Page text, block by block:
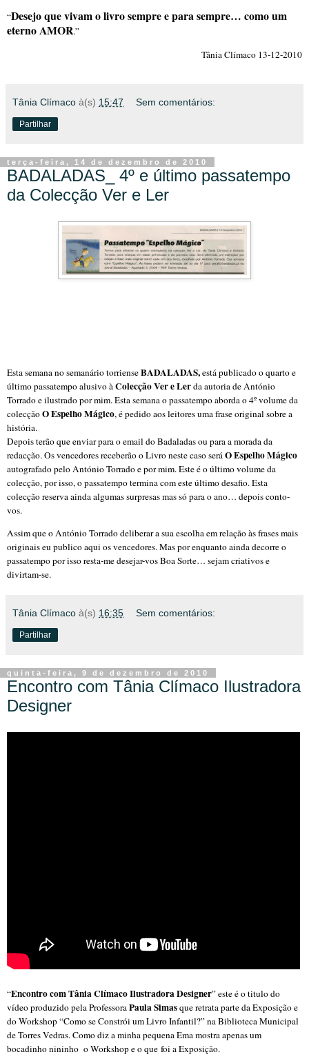
“Desejo que vivam o livro sempre e para sempre… como um
eterno AMOR.”
Tânia Clímaco 13-12-2010
Tânia Clímaco à(s) 15:47 Sem comentários:
Partilhar
terça-feira, 14 de dezembro de 2010
BADALADAS_ 4º e último passatempo
da Colecção Ver e Ler
Esta semana no semanário torrienseBADALADAS,está publicado o quarto e
último passatempo alusivo à Colecção Ver e Lerda autoria de António
Torrado e ilustrado por mim. Esta semana o passatempo aborda o 4º volume da
colecçãoO Espelho Mágico, é pedido aos leitores uma frase original sobre a
história.
Depois terão que enviar para o email do Badaladas ou para a morada da
redacção. Os vencedores receberão o Livro neste caso será O Espelho Mágico
autografado pelo António Torrado e por mim. Este é o último volume da
colecção, por isso, o passatempo termina com este último desafio. Esta
colecção reserva ainda algumas surpresas mas só para o ano… depois conto-
vos.
Assim que o António Torrado deliberar a sua escolha em relação às frases mais
originais eu publico aqui os vencedores. Mas por enquanto ainda decorre o
passatempo por isso resta-me desejar-vos Boa Sorte… sejam criativos e
divirtam-se.
Tânia Clímaco à(s) 16:35 Sem comentários:
Partilhar
quinta-feira, 9 de dezembro de 2010
Encontro com Tânia Clímaco Ilustradora
Designer
“Encontro com Tânia Clímaco Ilustradora Designer” este é o titulo do
vídeo produzido pela ProfessoraPaula Simasque retrata parte da Exposição e
do Workshop “Como se Constrói um Livro Infantil?” na Biblioteca Municipal
de Torres Vedras. Como diz a minha pequena Ema mostra apenas um
bocadinho nininho o Workshop e o que foi a Exposição.